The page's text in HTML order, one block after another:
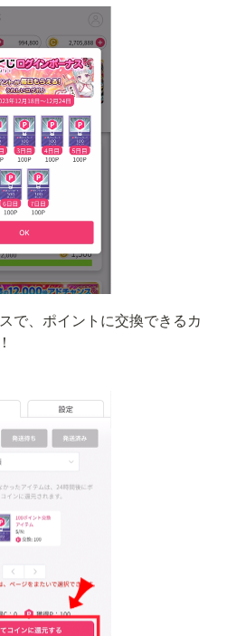
で、ポイントに交換できるカ